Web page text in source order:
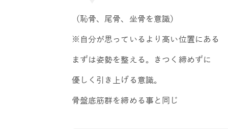
（恥骨、尾骨、坐骨を意識）
※自分が思っているより高い位置にある
まずは姿勢を整える。きつく締めずに
優しく引き上げる意識。
骨盤底筋群を締める事と同じ